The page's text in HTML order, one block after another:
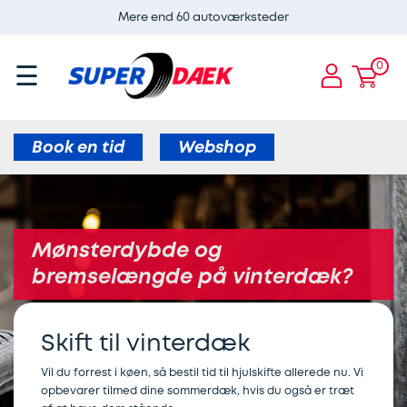
Mere end 60 autoværksteder
0
Services
ADAS
af
radar
Aircondition
Bilbatteri
Gratis
synskontrol
E-
CARE
Airconservice
varmepumper
elbiler
Bremseafdrejning
Serviceeftersyn
elbil
fælge
Skift
vinterdæk
til
sommerdæk
Sommerdæk
Alufælge
Find
værksted
Aircondition
Bremser
Dæk
hjul
Elbil
☰
Book en tid Webshop
Mønsterdybde og
bremselængde på vinterdæk?
Skift til vinterdæk
Vil du forrest i køen, så bestil tid til hjulskifte allerede nu. Vi
opbevarer tilmed dine sommerdæk, hvis du også er træt